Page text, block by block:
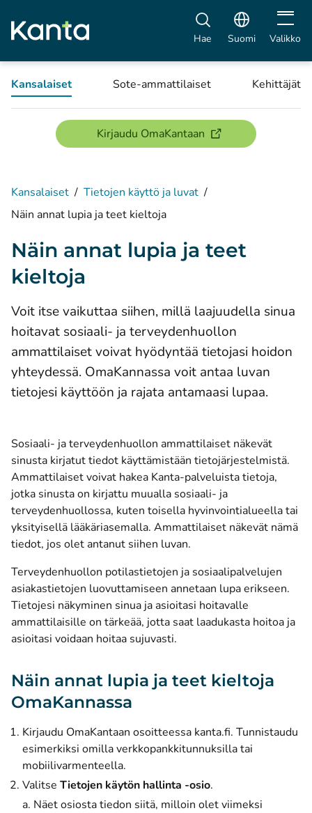
Hae Suomi Avaa
Valikko
Kansalaiset Sote-ammattilaiset Kehittäjät
Kirjaudu OmaKantaan(avautuu uuteen
Kansalaiset / Tietojen käyttö ja luvat /
Näin annat lupia ja teet kieltoja
Näin annat lupia ja teet
kieltoja
Voit itse vaikuttaa siihen, millä laajuudella sinua
hoitavat sosiaali- ja terveydenhuollon
ammattilaiset voivat hyödyntää tietojasi hoidon
yhteydessä. OmaKannassa voit antaa luvan
tietojesi käyttöön ja rajata antamaasi lupaa.
Sosiaali- ja terveydenhuollon ammattilaiset näkevät
sinusta kirjatut tiedot käyttämistään tietojärjestelmistä.
Ammattilaiset voivat hakea Kanta-palveluista tietoja,
jotka sinusta on kirjattu muualla sosiaali- ja
terveydenhuollossa, kuten toisella hyvinvointialueella tai
yksityisellä lääkäriasemalla. Ammattilaiset näkevät nämä
tiedot, jos olet antanut siihen luvan.
Terveydenhuollon potilastietojen ja sosiaalipalvelujen
asiakastietojen luovuttamiseen annetaan lupa erikseen.
Tietojesi näkyminen sinua ja asioitasi hoitavalle
ammattilaisille on tärkeää, jotta saat laadukasta hoitoa ja
asioitasi voidaan hoitaa sujuvasti.
Näin annat lupia ja teet kieltoja
OmaKannassa
Kirjaudu OmaKantaan osoitteessa kanta.fi. Tunnistaudu
esimerkiksi omilla verkkopankkitunnuksilla tai
mobiilivarmenteella.
Valitse Tietojen käytön hallinta -osio.
Näet osiosta tiedon siitä, milloin olet viimeksi